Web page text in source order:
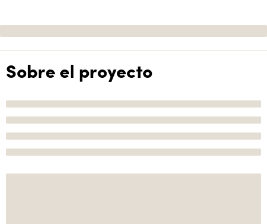
Sobre el proyecto